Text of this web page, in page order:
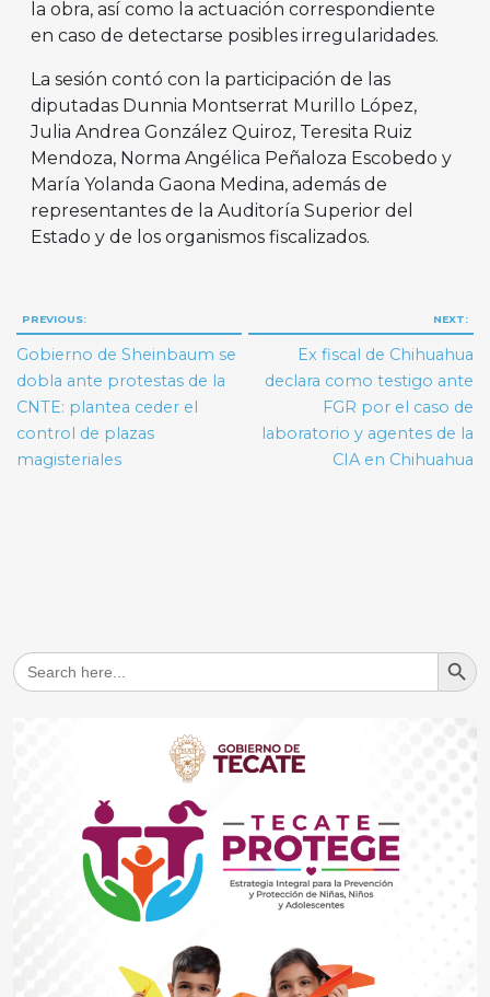
la obra, así como la actuación correspondiente
en caso de detectarse posibles irregularidades.
La sesión contó con la participación de las
diputadas Dunnia Montserrat Murillo López,
Julia Andrea González Quiroz, Teresita Ruiz
Mendoza, Norma Angélica Peñaloza Escobedo y
María Yolanda Gaona Medina, además de
representantes de la Auditoría Superior del
Estado y de los organismos fiscalizados.
Navegación
de
entradas
PREVIOUS:
Gobierno de Sheinbaum se
dobla ante protestas de la
CNTE: plantea ceder el
control de plazas
magisteriales
NEXT:
Ex fiscal de Chihuahua
declara como testigo ante
FGR por el caso de
laboratorio y agentes de la
CIA en Chihuahua
Search
for:
Search